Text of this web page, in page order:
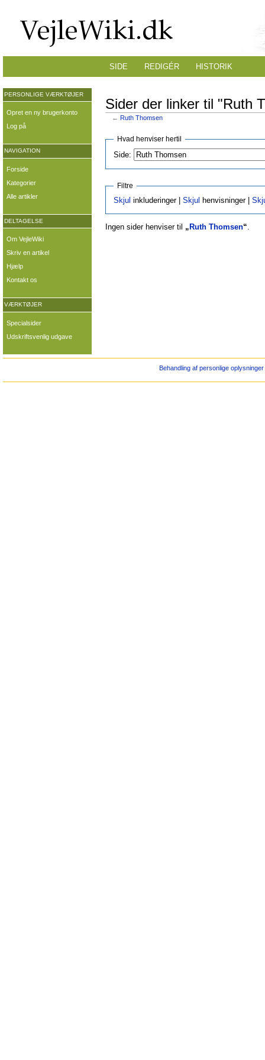
Sider der linker til "Ruth
← Ruth Thomsen
Hvad henviser hertil
Side:
Filtre
Skjul inkluderinger | Skjul henvisninger |
Ingen sider henviser til „ Ruth Thomsen“.
SIDE REDIGÉR HISTORIK
PERSONLIGE VÆRKTØJER
Opret en ny brugerkonto
Log på
NAVIGATION
Forside
Kategorier
Alle artikler
DELTAGELSE
Om VejleWiki
Skriv en artikel
Hjælp
Kontakt os
VÆRKTØJER
Specialsider
Udskriftsvenlig udgave
Behandling af personlige oplysninger